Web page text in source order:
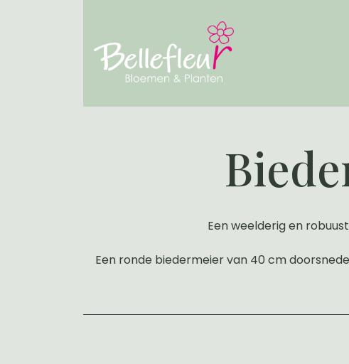
Een weelderig en
Een ronde biedermeier van 40 cm